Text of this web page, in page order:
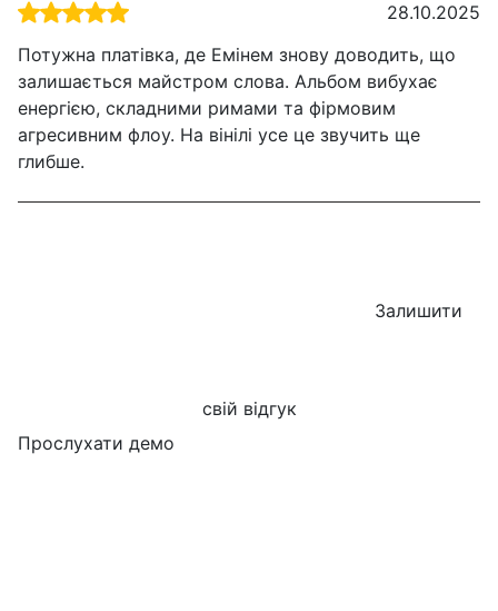
28.10.2025
Потужна платівка, де Емінем знову доводить, що
залишається майстром слова. Альбом вибухає
енергією, складними римами та фірмовим
агресивним флоу. На вінілі усе це звучить ще
глибше.
Залишити
свій відгук
Прослухати демо